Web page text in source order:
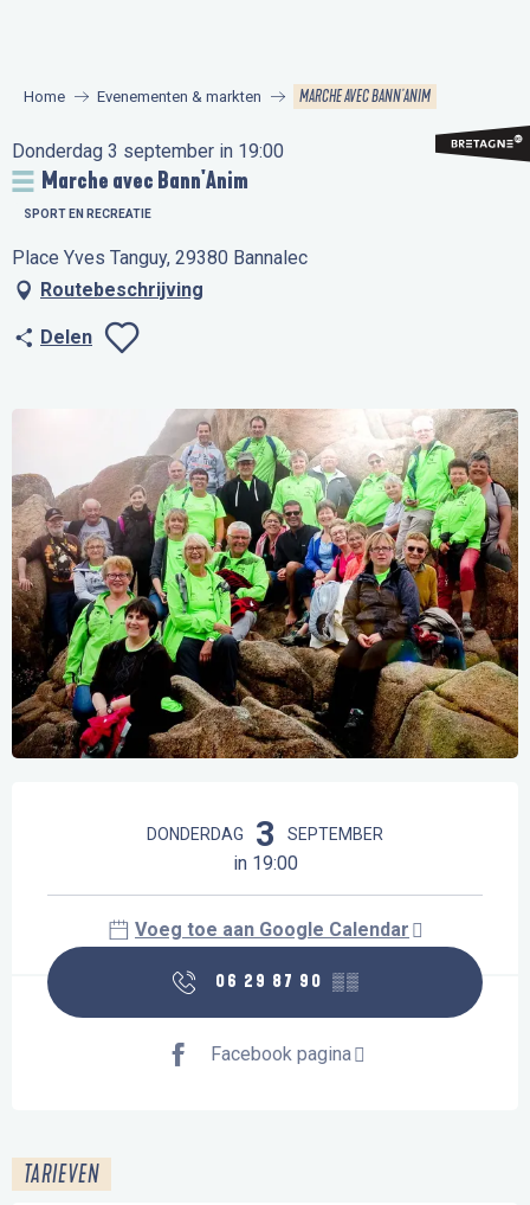
principal
Home Evenementen & markten MARCHE AVEC BANN'ANIM
Donderdag 3 september in 19:00
Marche avec Bann'Anim
SPORT EN RECREATIE
Place Yves Tanguy, 29380 Bannalec
Routebeschrijving
Delen
DONDERDAG 3 SEPTEMBER
in 19:00
Voeg toe aan Google Calendar
06 29 87 90 ▒▒
Facebook pagina
TARIEVEN